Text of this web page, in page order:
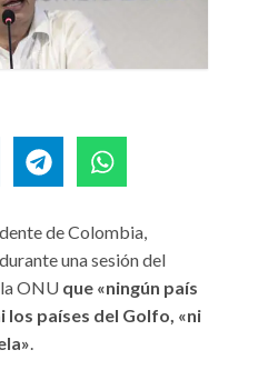
de Colombia,
una sesión del
ONU que «ningún país
los países del Golfo, «ni
.